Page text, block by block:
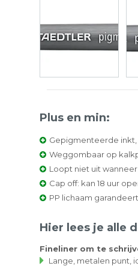
Plus en min:
Gepigmenteerde inkt,
Weggombaar op
Loopt niet uit
Cap off: kan 18 uur
PP lichaam
Hier lees je alle
Fineliner om te
Lange, metalen punt,